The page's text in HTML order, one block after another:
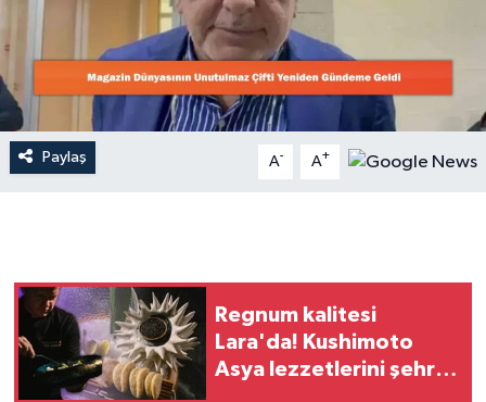
Paylaş A- A+
Regnum kalitesi
Lara'da! Kushimoto
Asya lezzetlerini şehre